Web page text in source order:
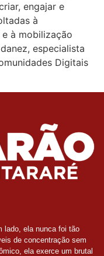
engajar e
à
à mobilização
especialista
Digitais
lado, ela nunca foi tão
de concentração sem
ela exerce um brutal